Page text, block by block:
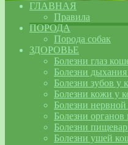
ГЛАВНАЯ
Правила
ПОРОДА
Порода собак
ЗДОРОВЬЕ
Болезни глаз
Болезни
Болезни зубов у
Болезни кожи у
Болезни
Болезни
Болезни
Болезни ушей